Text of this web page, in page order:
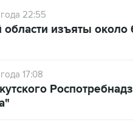
22:55
области изъяты
17:08